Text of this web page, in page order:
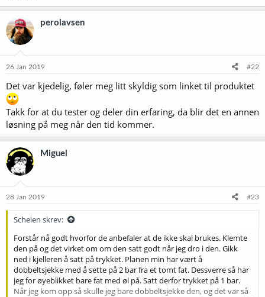
perolavsen
26 Jan 2019 #22
Det var kjedelig, føler meg litt skyldig som linket til produktet
Takk for at du tester og deler din erfaring, da blir det en annen
løsning på meg når den tid kommer.
Miguel
28 Jan 2019 #23
Scheien skrev:
Forstår nå godt hvorfor de anbefaler at de ikke skal brukes. Klemte
den på og det virket om om den satt godt når jeg dro i den. Gikk
ned i kjelleren å satt på trykket. Planen min har vært å
dobbeltsjekke med å sette på 2 bar fra et tomt fat. Dessverre så har
jeg for øyeblikket bare fat med øl på. Satt derfor trykket på 1 bar.
Når jeg kom opp så skulle jeg bare dobbeltsjekke den, og det var så